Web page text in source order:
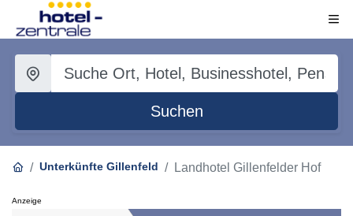
Suchen
Unterkünfte Gillenfeld Landhotel Gillenfelder Hof
Anzeige